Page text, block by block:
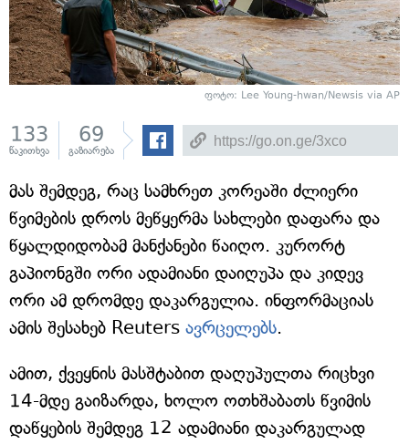
ფოტო: Lee Young-hwan/Newsis via AP
133
წაკითხვა
69
გაზიარება
მას შემდეგ, რაც სამხრეთ კორეაში ძლიერი
წვიმების დროს მეწყერმა სახლები დაფარა და
წყალდიდობამ მანქანები წაიღო. კურორტ
გაპიონგში ორი ადამიანი დაიღუპა და კიდევ
ორი ამ დრომდე დაკარგულია. ინფორმაციას
ამის შესახებ Reuters ავრცელებს.
ამით, ქვეყნის მასშტაბით დაღუპულთა რიცხვი
14-მდე გაიზარდა, ხოლო ოთხშაბათს წვიმის
დაწყების შემდეგ 12 ადამიანი დაკარგულად